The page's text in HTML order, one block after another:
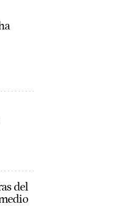
del